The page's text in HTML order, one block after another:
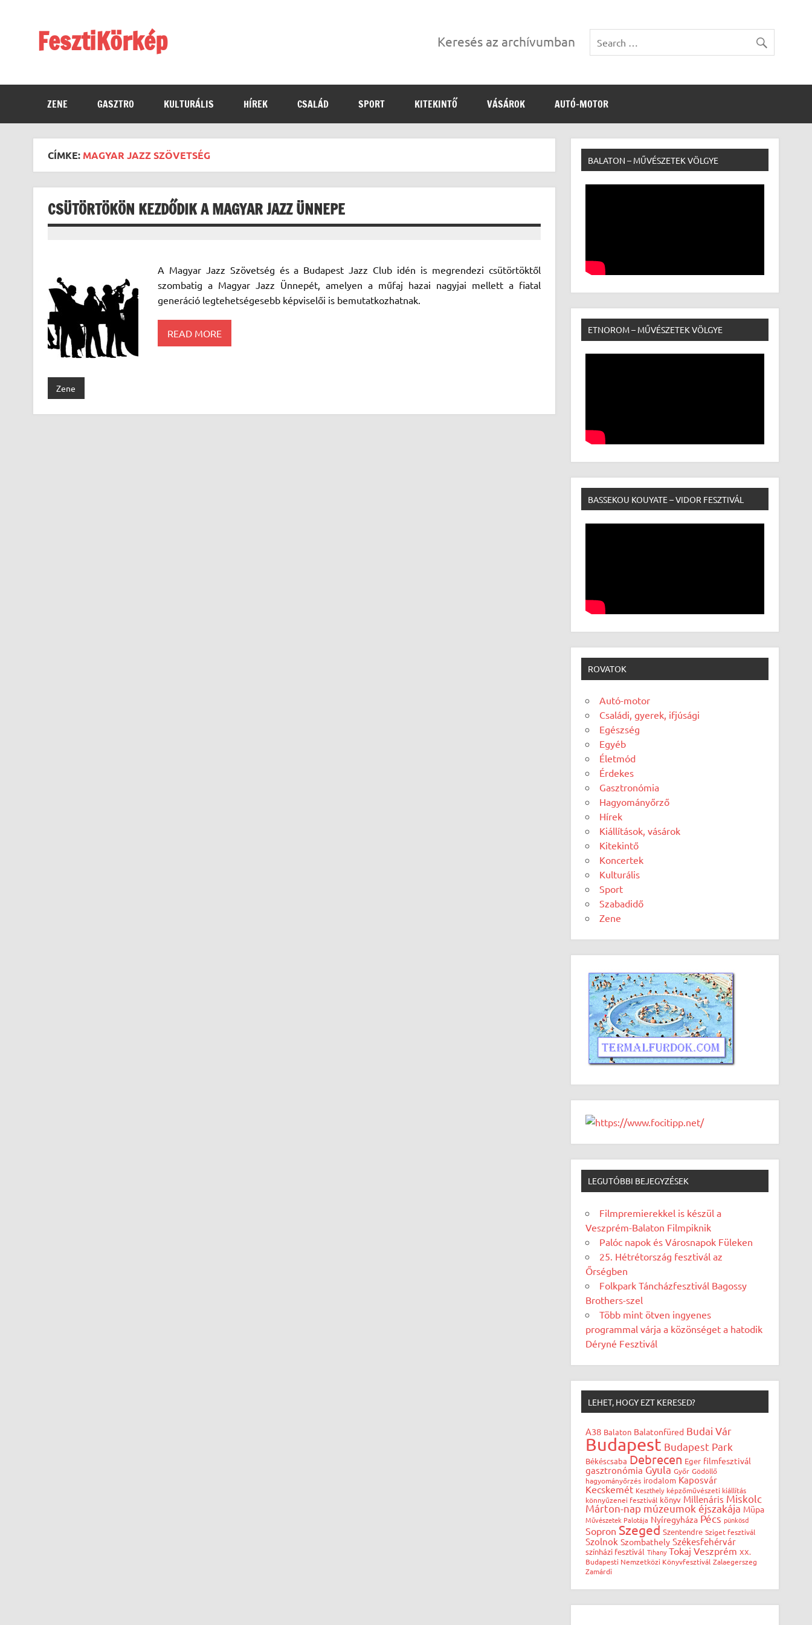
FesztiKörkép Keresés az archívumban
ZENE GASZTRO KULTURÁLIS HÍREK CSALÁD SPORT KITEKINTŐ VÁSÁROK AUTÓ-MOTOR
CÍMKE: MAGYAR JAZZ SZÖVETSÉG
CSÜTÖRTÖKÖN KEZDŐDIK A MAGYAR JAZZ ÜNNEPE
A Magyar Jazz Szövetség és a Budapest Jazz Club idén is megrendezi csütörtöktől
szombatig a Magyar Jazz Ünnepét, amelyen a műfaj hazai nagyjai mellett a fiatal
generáció legtehetségesebb képviselői is bemutatkozhatnak.
READ MORE
Zene
BALATON – MŰVÉSZETEK VÖLGYE
ETNOROM – MŰVÉSZETEK VÖLGYE
BASSEKOU KOUYATE – VIDOR FESZTIVÁL
ROVATOK
Autó-motor
Családi, gyerek, ifjúsági
Egészség
Egyéb
Életmód
Érdekes
Gasztronómia
Hagyományőrző
Hírek
Kiállítások, vásárok
Kitekintő
Koncertek
Kulturális
Sport
Szabadidő
Zene
LEGUTÓBBI BEJEGYZÉSEK
Filmpremierekkel is készül a
Veszprém-Balaton Filmpiknik
Palóc napok és Városnapok Füleken
25. Hétrétország fesztivál az
Őrségben
Folkpark Táncházfesztivál Bagossy
Brothers-szel
Több mint ötven ingyenes
programmal várja a közönséget a hatodik
Déryné Fesztivál
LEHET, HOGY EZT KERESED?
A38 Balaton Balatonfüred Budai Vár
Budapest Budapest Park
Békéscsaba Debrecen Eger filmfesztivál
gasztronómia Gyula Győr Gödöllő
hagyományőrzés irodalom Kaposvár
Kecskemét Keszthely képzőművészeti kiállítás
könnyűzenei fesztivál könyv Millenáris Miskolc
Márton-nap múzeumok éjszakája Müpa
Művészetek Palotája Nyíregyháza Pécs pünkösd
Sopron Szeged Szentendre Sziget fesztivál
Szolnok Szombathely Székesfehérvár
színházi fesztivál Tihany Tokaj Veszprém XX.
Budapesti Nemzetközi Könyvfesztivál Zalaegerszeg
Zamárdi